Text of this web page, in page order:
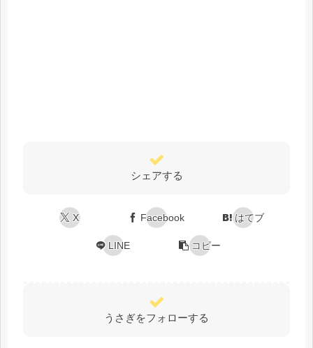
シェアする
X Facebook はてブ
LINE コピー
うさぎをフォローする